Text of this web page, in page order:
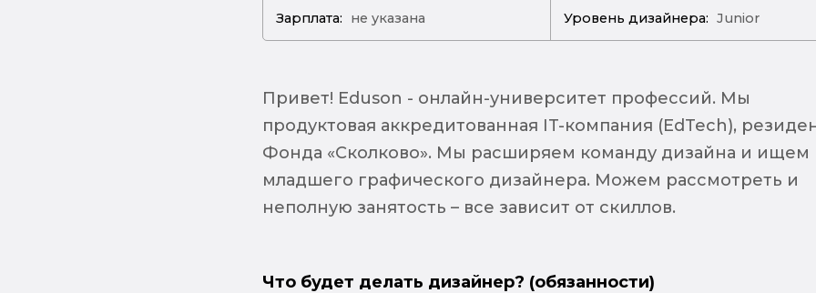
Зарплата: не указана Уровень дизайнера: Junior
Привет! Eduson - онлайн-университет профессий. Мы
продуктовая аккредитованная IT-компания (EdTech),
Фонда «Сколково». Мы расширяем команду дизайна и ищем
младшего графического дизайнера. Можем рассмотреть и
неполную занятость – все зависит от скиллов.
Что будет делать дизайнер? (обязанности)